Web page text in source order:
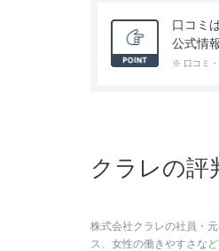
口コミ
公式情
※ 口コミ・
クラレの評
株式会社クラレの社員・
ス、女性の働きやすさな